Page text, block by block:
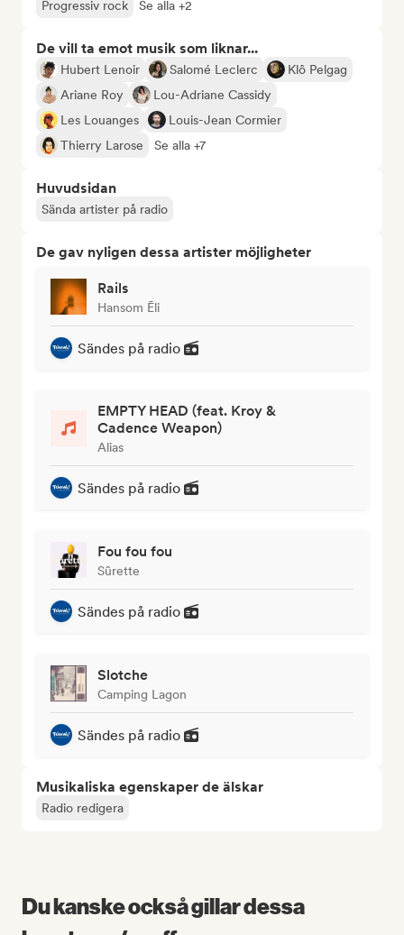
Progressiv rock
Se alla +2
De vill ta emot musik som liknar...
Hubert Lenoir Salomé Leclerc
Klô Pelgag
Ariane Roy
Lou-Adriane Cassidy
Les Louanges
Louis-Jean Cormier
Thierry Larose
Se alla +7
Huvudsidan
Sända artister på radio
De gav nyligen dessa artister möjligheter
Rails
Hansom Ēli
Sändes på radio
EMPTY HEAD (feat. Kroy &
Cadence Weapon)
Alias
Sändes på radio
Fou fou fou
Sûrette
Sändes på radio
Slotche
Camping Lagon
Sändes på radio
Musikaliska egenskaper de älskar
Radio redigera
Du kanske också gillar dessa